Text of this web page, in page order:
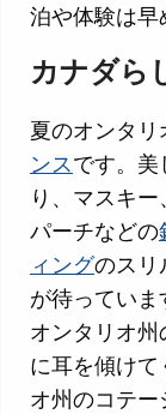
泊や体験は早
カナダら
夏のオンタ
ンスです。美
り、マスキ
パーチなどの
ィングのスリ
が待ってい
オンタリオ州
に耳を傾けて
オ州のコテ